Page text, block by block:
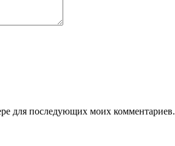
для последующих моих комментариев.